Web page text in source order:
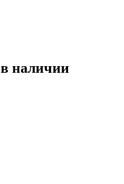
в наличии